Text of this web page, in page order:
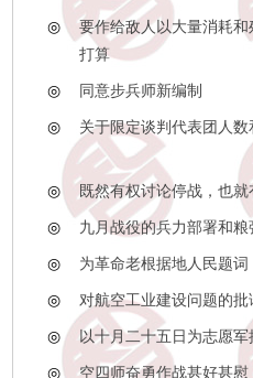
◎
要作给敌人以大量消耗
打算
◎ 同意步兵师新编制
◎ 关于限定谈判代表团人
◎ 既然有权讨论停战，也
◎ 九月战役的兵力部署和粮
◎ 为革命老根据地人民题词
◎ 对航空工业建设问题的批
◎ 以十月二十五日为志愿
◎ 空四师奋勇作战甚好甚慰